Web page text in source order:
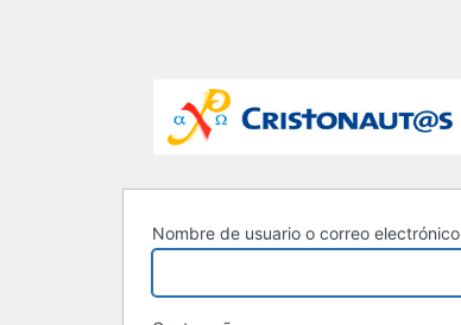
Nombre de usuario o correo electrónico